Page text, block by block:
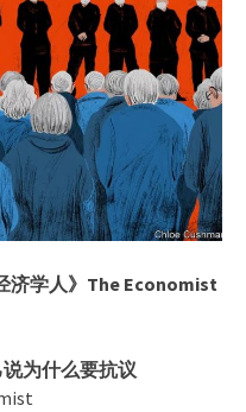
济学人》The Economist
为什么要抗议